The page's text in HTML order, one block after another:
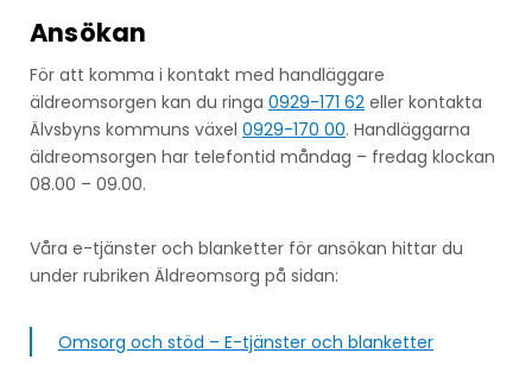
Ansökan
För att komma i kontakt med handläggare
äldreomsorgen kan du ringa 0929-171 62 eller kontakta
Älvsbyns kommuns växel 0929-170 00. Handläggarna
äldreomsorgen har telefontid måndag – fredag klockan
08.00 – 09.00.
Våra e-tjänster och blanketter för ansökan hittar du
under rubriken Äldreomsorg på sidan:
Omsorg och stöd – E-tjänster och blanketter